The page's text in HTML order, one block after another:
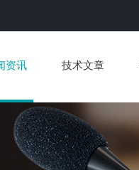
资讯 技术文章